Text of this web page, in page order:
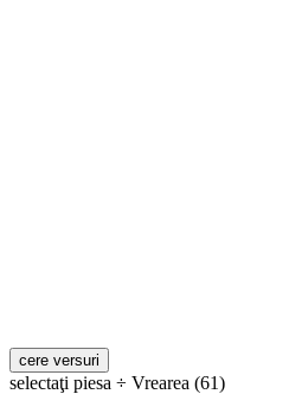
selectaţi piesa ÷ Vrearea (61)